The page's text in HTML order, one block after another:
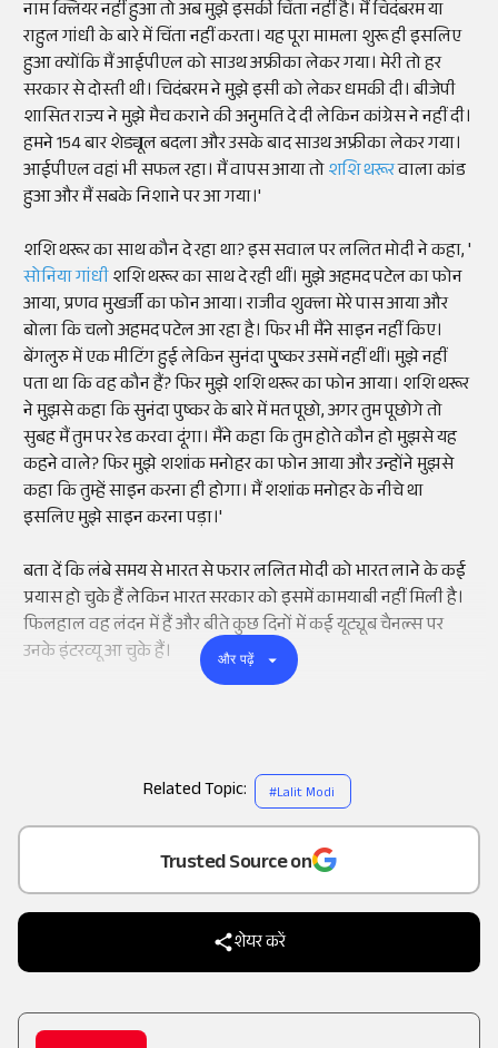
as a
Trusted Source on
शेयर करें
नाम क्लियर नहीं हुआ तो अब मुझे इसकी चिंता नहीं है। मैं चिदंबरम या
राहुल गांधी के बारे में चिंता नहीं करता। यह पूरा मामला शुरू ही इसलिए
हुआ क्योंकि मैं आईपीएल को साउथ अफ्रीका लेकर गया। मेरी तो हर
सरकार से दोस्ती थी। चिदंबरम ने मुझे इसी को लेकर धमकी दी। बीजेपी
शासित राज्य ने मुझे मैच कराने की अनुमति दे दी लेकिन कांग्रेस ने नहीं दी।
हमने 154 बार शेड्यूल बदला और उसके बाद साउथ अफ्रीका लेकर गया।
आईपीएल वहां भी सफल रहा। मैं वापस आया तोशशि थरूरवाला कांड
हुआ और मैं सबके निशाने पर आ गया।'
शशि थरूर का साथ कौन दे रहा था? इस सवाल पर ललित मोदी ने कहा, '
सोनिया गांधीशशि थरूर का साथ दे रही थीं। मुझे अहमद पटेल का फोन
आया, प्रणव मुखर्जी का फोन आया। राजीव शुक्ला मेरे पास आया और
बोला कि चलो अहमद पटेल आ रहा है। फिर भी मैंने साइन नहीं किए।
बेंगलुरु में एक मीटिंग हुई लेकिन सुनंदा पु्ष्कर उसमें नहीं थीं। मुझे नहीं
पता था कि वह कौन हैं? फिर मुझे शशि थरूर का फोन आया। शशि थरूर
ने मुझसे कहा कि सुनंदा पुष्कर के बारे में मत पूछो, अगर तुम पूछोगे तो
सुबह मैं तुम पर रेड करवा दूंगा। मैंने कहा कि तुम होते कौन हो मुझसे यह
कहने वाले? फिर मुझे शशांक मनोहर का फोन आया और उन्होंने मुझसे
कहा कि तुम्हें साइन करना ही होगा। मैं शशांक मनोहर के नीचे था
इसलिए मुझे साइन करना पड़ा।'
बता दें कि लंबे समय से भारत से फरार ललित मोदी को भारत लाने के कई
प्रयास हो चुके हैं लेकिन भारत सरकार को इसमें कामयाबी नहीं मिली है।
फिलहाल वह लंदन में हैं और बीते कुछ दिनों में कई यूट्यूब चैनल्स पर
उनके इंटरव्यू आ चुके हैं।
और पढ़ें
Related Topic: #Lalit Modi